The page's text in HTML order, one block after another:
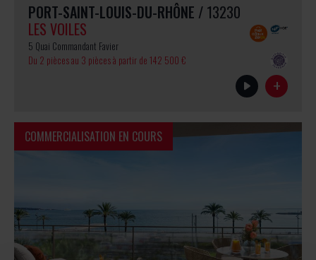
PORT-SAINT-LOUIS-DU-RHÔNE / 13230
LES VOILES
5 Quai Commandant Favier
Du 2 pièces au 3 piècesà partir de 142 500 €
+
COMMERCIALISATION EN COURS